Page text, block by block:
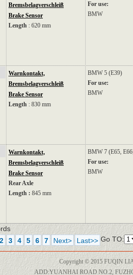
Bremsbelagverschleiß
Brake Sensor
Length : 620 mm
For use:
BMW
Warnkontakt,
Bremsbelagverschleiß
Brake Sensor
Length : 830 mm
BMW 5 (E39)
For use:
BMW
Warnkontakt,
Bremsbelagverschleiß
Brake Sensor
Rear Axle
Length : 845 mm
BMW 7 (E65,
For use:
BMW
2 3 4 5 6 7 Next> Last>> Go TO:
Copyright © 2015 FUQIN
ADD:YUANHAI ROAD NO.2,